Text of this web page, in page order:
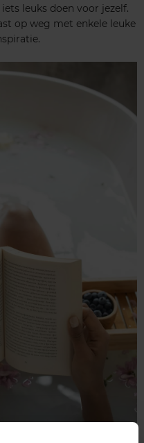
leuks doen voor jezelf.
op weg met enkele leuke